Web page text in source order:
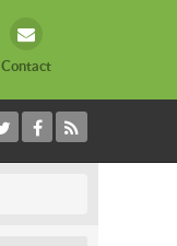
Contact